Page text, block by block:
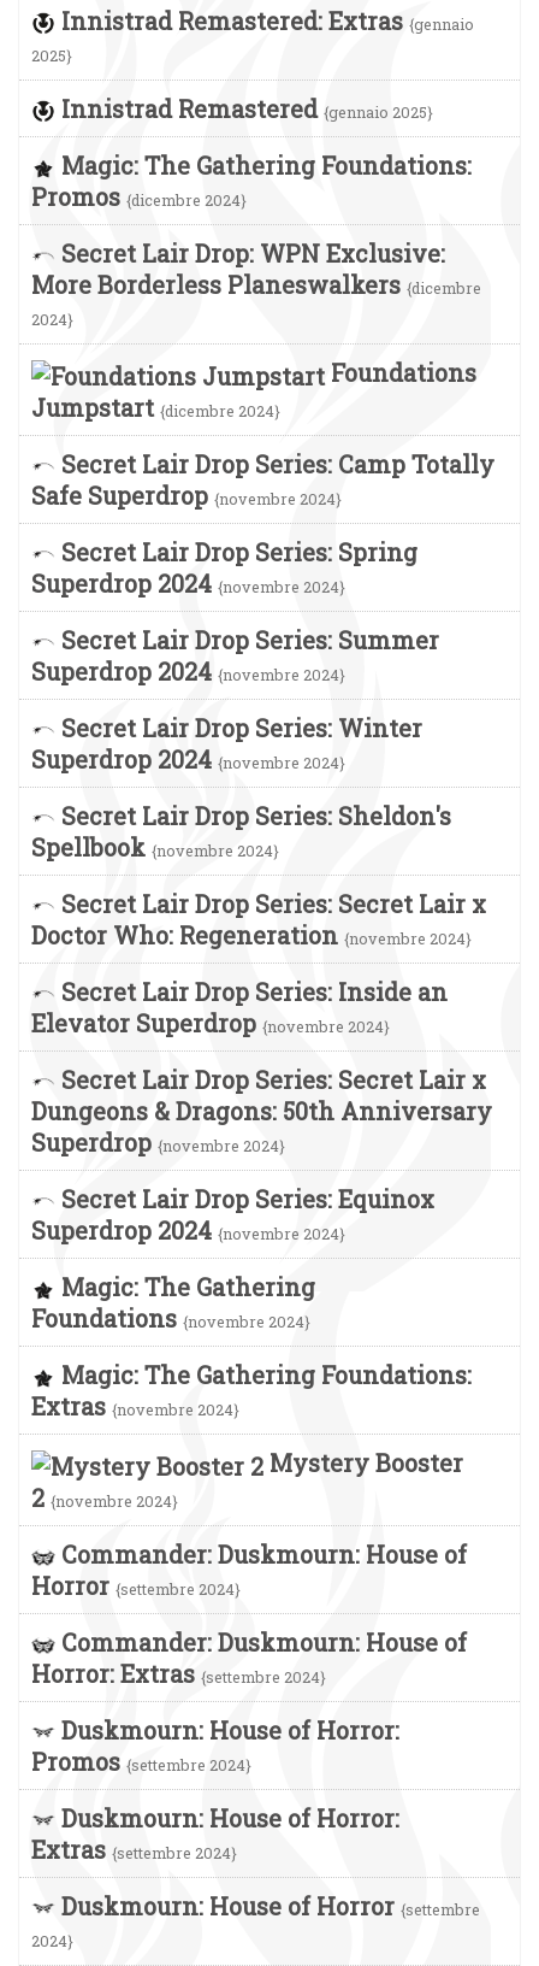
Innistrad Remastered: Extras {gennaio
2025}
Innistrad Remastered {gennaio 2025}
Magic: The Gathering Foundations:
Promos {dicembre 2024}
Secret Lair Drop: WPN Exclusive:
More Borderless Planeswalkers {dicembre
2024}
Foundations
Jumpstart {dicembre 2024}
Secret Lair Drop Series: Camp Totally
Safe Superdrop {novembre 2024}
Secret Lair Drop Series: Spring
Superdrop 2024 {novembre 2024}
Secret Lair Drop Series: Summer
Superdrop 2024 {novembre 2024}
Secret Lair Drop Series: Winter
Superdrop 2024 {novembre 2024}
Secret Lair Drop Series: Sheldon's
Spellbook {novembre 2024}
Secret Lair Drop Series: Secret Lair x
Doctor Who: Regeneration {novembre 2024}
Secret Lair Drop Series: Inside an
Elevator Superdrop {novembre 2024}
Secret Lair Drop Series: Secret Lair x
Dungeons & Dragons: 50th Anniversary
Superdrop {novembre 2024}
Secret Lair Drop Series: Equinox
Superdrop 2024 {novembre 2024}
Magic: The Gathering
Foundations {novembre 2024}
Magic: The Gathering Foundations:
Extras {novembre 2024}
Mystery Booster
2 {novembre 2024}
Commander: Duskmourn: House of
Horror {settembre 2024}
Commander: Duskmourn: House of
Horror: Extras {settembre 2024}
Duskmourn: House of Horror:
Promos {settembre 2024}
Duskmourn: House of Horror:
Extras {settembre 2024}
Duskmourn: House of Horror {settembre
2024}